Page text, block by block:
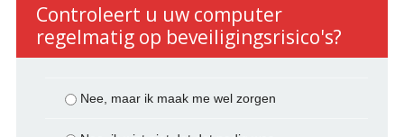
Controleert u uw computer
regelmatig op beveiligingsrisico's?
Nee, maar ik maak me wel zorgen